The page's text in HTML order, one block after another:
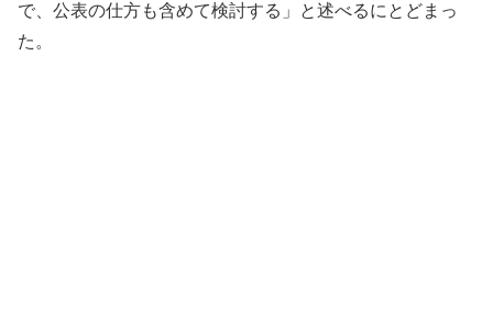
で、公表の仕方も含めて検討する」と述べるにとどまっ
た。